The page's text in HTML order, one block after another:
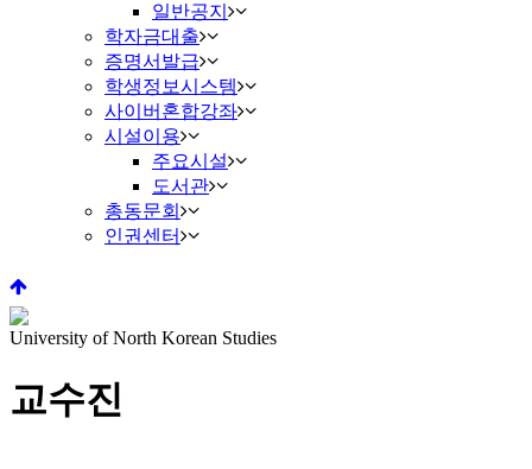
일반공지
학자금대출
증명서발급
학생정보시스템
사이버혼합강좌
시설이용
주요시설
도서관
총동문회
인권센터
University of North Korean Studies
교수진